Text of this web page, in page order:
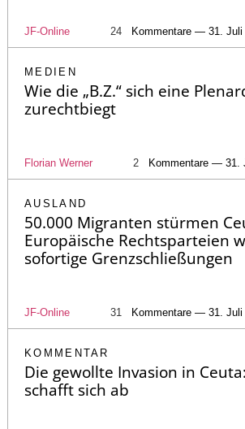
JF-Online 24 Kommentare — 31. Juli
MEDIEN
Wie die „B.Z.“ sich eine
zurechtbiegt
Florian Werner 2 Kommentare — 31.
AUSLAND
50.000 Migranten stürmen
Europäische Rechtsparteien
sofortige Grenzschließungen
JF-Online 31 Kommentare — 31. Juli
KOMMENTAR
Die gewollte Invasion in
schafft sich ab